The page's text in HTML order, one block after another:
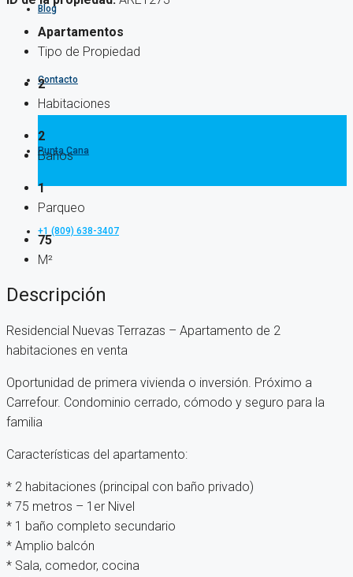
Blog
Contacto
Punta Cana
+1 (809) 638-3407
Apartamentos
Tipo de Propiedad
2
Habitaciones
2
Baños
1
Parqueo
75
M²
Descripción
Residencial Nuevas Terrazas – Apartamento de 2
habitaciones en venta
Oportunidad de primera vivienda o inversión. Próximo a
Carrefour. Condominio cerrado, cómodo y seguro para la
familia
Características del apartamento:
* 2 habitaciones (principal con baño privado)
* ⁠75 metros – 1er Nivel
* 1 baño completo secundario
* Amplio balcón
* Sala, comedor, cocina